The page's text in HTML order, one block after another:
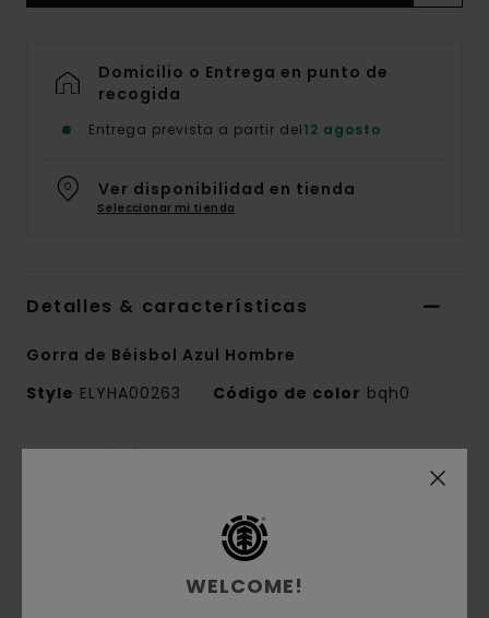
Domicilio o Entrega en punto de
recogida
Entrega prevista a partir del12 agosto
Ver disponibilidad en tienda
Seleccionar mi tienda
Detalles & características
Gorra de Béisbol Azul Hombre
Style ELYHA00263 Código de color bqh0
Características
Tejido ligero con rayas estampadas
Nailon de tacto suave
medio perfilWELCOME!